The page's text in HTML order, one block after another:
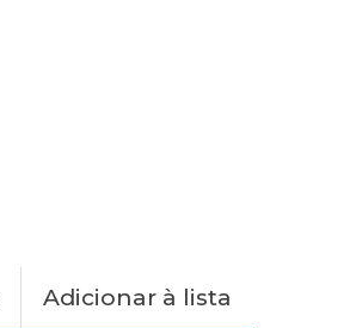
Adicionar à lista